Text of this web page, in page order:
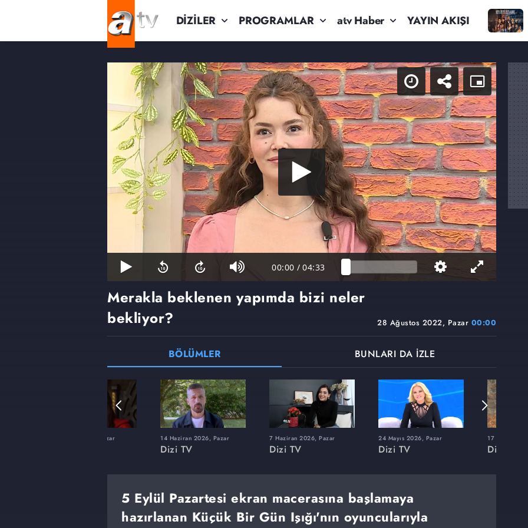
DİZİLER PROGRAMLAR atv Haber YAYIN AKIŞI
00:00 / 04:33
28 Ağustos 2022, Pazar 00:00
Merakla beklenen yapımda bizi neler
bekliyor?
BÖLÜMLER BUNLARI DA İZLE
22 Şubat 2026, Pazar 14 Haziran 2026, Pazar
Dizi TV
7 Haziran 2026, Pazar
Dizi TV
24 Mayıs 2026, Pazar
Dizi TV
17 Mayıs
Dizi TV
5 Eylül Pazartesi ekran macerasına başlamaya
hazırlanan Küçük Bir Gün Işığı'nın oyuncularıyla